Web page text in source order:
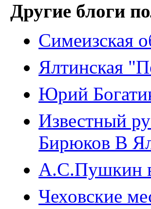
Другие блоги
Симеизская
Ялтинская
Юрий
Известный
Бирюков В
А.С.Пушкин
Чеховские